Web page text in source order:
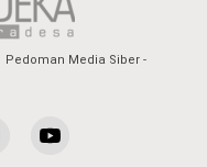
Pedoman Media Siber